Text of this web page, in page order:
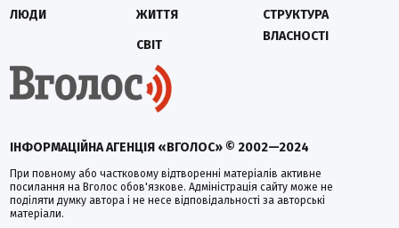
ІНФОРМАЦІЙНА АГЕНЦІЯ «ВГОЛОС» © 2002—2024
При повному або частковому відтворенні матеріалів активне
посилання на Вголос обов'язкове. Адміністрація сайту може не
поділяти думку автора і не несе відповідальності за авторські
матеріали.
ЛЮДИ
ЖИТТЯ
СВІТ
СТРУКТУРА
ВЛАСНОСТІ